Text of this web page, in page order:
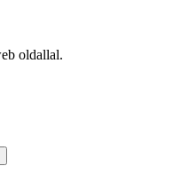
oldallal.